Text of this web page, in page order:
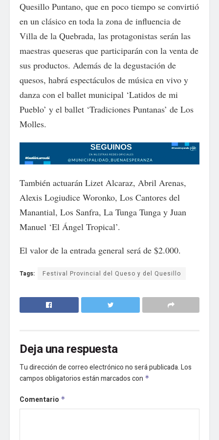
Quesillo Puntano, que en poco tiempo se convirtió
en un clásico en toda la zona de influencia de
Villa de la Quebrada, las protagonistas serán las
maestras queseras que participarán con la venta de
sus productos. Además de la degustación de
quesos, habrá espectáculos de música en vivo y
danza con el ballet municipal ‘Latidos de mi
Pueblo’ y el ballet ‘Tradiciones Puntanas’ de Los
Molles.
También actuarán Lizet Alcaraz, Abril Arenas,
Alexis Logiudice Woronko, Los Cantores del
Manantial, Los Sanfra, La Tunga Tunga y Juan
Manuel ‘El Ángel Tropical’.
El valor de la entrada general será de $2.000.
Tags: Festival Provincial del Queso y del Quesillo
Deja una respuesta
Tu dirección de correo electrónico no será publicada.Los
campos obligatorios están marcados con *
Comentario *